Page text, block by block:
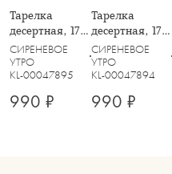
Тарелка
десертная, 17
см, керамика,
молочная, с
золотистым
кантом,
Желтые цветы,
СИРЕНЕВОЕ
УТРО
KL-00047895
990 ₽
Тарелка
десертная, 17
см, керамика,
молочная, с
золотистым
кантом,
Фиолетовые
СИРЕНЕВОЕ
УТРО
KL-00047894
990 ₽